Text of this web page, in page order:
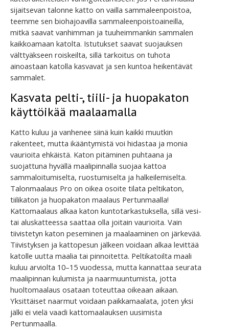
sijaitsevan talonne katto on vailla sammaleenpoistoa,
teemme sen biohajoavilla sammaleenpoistoaineilla,
mitkä saavat vanhimman ja tuuheimmankin sammalen
kaikkoamaan katolta. Istutukset saavat suojauksen
välttyäkseen roiskeilta, sillä tarkoitus on tuhota
ainoastaan katolla kasvavat ja sen kuntoa heikentävät
sammalet.
Kasvata pelti-, tiili- ja huopakaton
käyttöikää maalaamalla
Katto kuluu ja vanhenee siinä kuin kaikki muutkin
rakenteet, mutta ikääntymistä voi hidastaa ja monia
vaurioita ehkäistä. Katon pitäminen puhtaana ja
suojattuna hyvällä maalipinnalla suojaa kattoa
sammaloitumiselta, ruostumiselta ja halkeilemiselta.
Talonmaalaus Pro on oikea osoite tilata peltikaton,
tiilikaton ja huopakaton maalaus Pertunmaalla!
Kattomaalaus alkaa katon kuntotarkastuksella, sillä vesi-
tai aluskatteessa saattaa olla joitain vaurioita. Vain
tiivistetyn katon peseminen ja maalaaminen on järkevää.
Tiivistyksen ja kattopesun jälkeen voidaan alkaa levittää
katolle uutta maalia tai pinnoitetta. Peltikatoilta maali
kuluu arviolta 10–15 vuodessa, mutta kannattaa seurata
maalipinnan kulumista ja naarmuuntumista, jotta
huoltomaalaus osataan toteuttaa oikeaan aikaan.
Yksittäiset naarmut voidaan paikkamaalata, joten yksi
jälki ei vielä vaadi kattomaalauksen uusimista
Pertunmaalla.